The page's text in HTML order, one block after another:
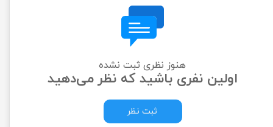
هنوز نظری ثبت نشده
اولین نفری باشید که نظر می‌دهید
ثبت نظر